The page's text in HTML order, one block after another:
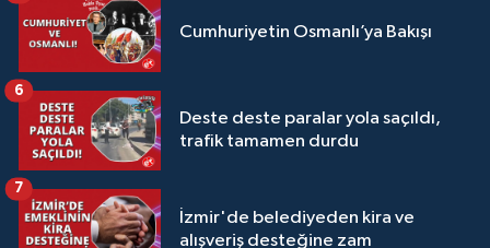
Cumhuriyetin Osmanlı’ya Bakışı
Deste deste paralar yola saçıldı,
trafik tamamen durdu
6
İzmir'de belediyeden kira ve
alışveriş desteğine zam
7